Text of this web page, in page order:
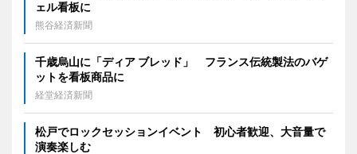
ェル看板に
熊谷経済新聞
千歳烏山に「ディア ブレッド」 フランス伝統製法のバゲ
ットを看板商品に
経堂経済新聞
松戸でロックセッションイベント 初心者歓迎、大音量で
演奏楽しむ